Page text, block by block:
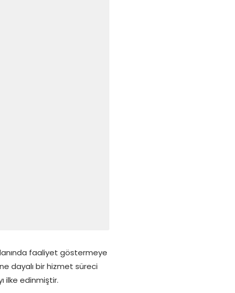
faaliyet göstermeye
dayalı bir hizmet süreci
ilke edinmiştir.